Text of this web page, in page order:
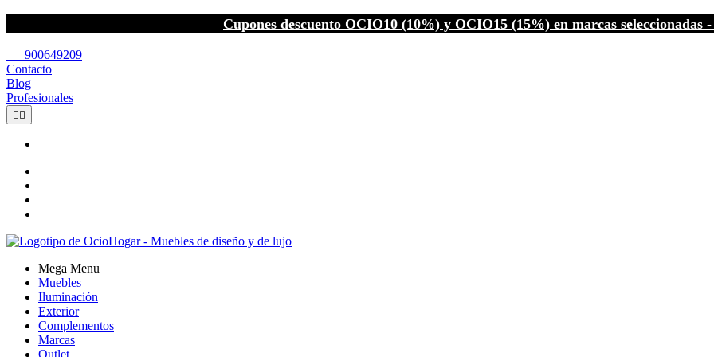
Cupones descuento OCIO10 (10%) y OCIO15 (15%) en marcas seleccionadas
900649209
Contacto
Blog
Profesionales
 
Mega Menu
Muebles
Iluminación
Exterior
Complementos
Marcas
Outlet